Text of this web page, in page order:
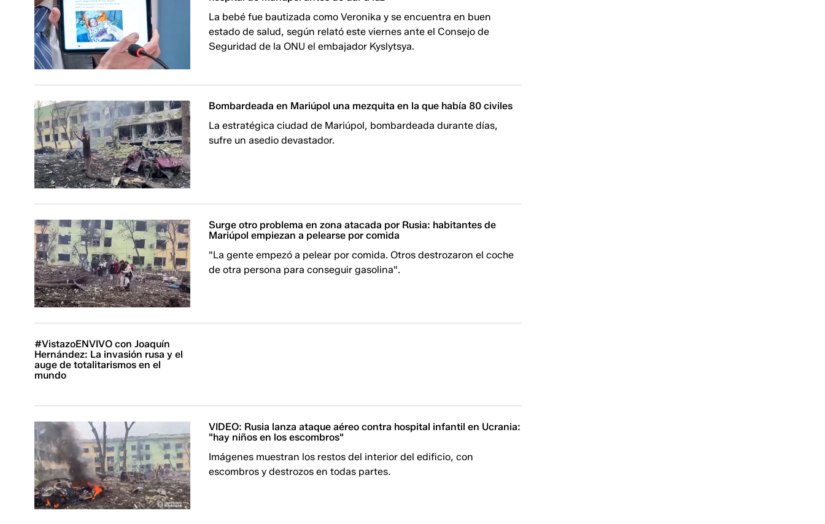
La bebé fue bautizada como Veronika y se encuentra en buen
estado de salud, según relató este viernes ante el Consejo de
Seguridad de la ONU el embajador Kyslytsya.
Bombardeada en Mariúpol una mezquita en la que había 80 civiles
La estratégica ciudad de Mariúpol, bombardeada durante días,
sufre un asedio devastador.
Surge otro problema en zona atacada por Rusia: habitantes de
Mariúpol empiezan a pelearse por comida
"La gente empezó a pelear por comida. Otros destrozaron el coche
de otra persona para conseguir gasolina".
#VistazoENVIVO con Joaquín
Hernández: La invasión rusa y el
auge de totalitarismos en el
mundo
VIDEO: Rusia lanza ataque aéreo contra hospital infantil en Ucrania:
"hay niños en los escombros"
Imágenes muestran los restos del interior del edificio, con
escombros y destrozos en todas partes.